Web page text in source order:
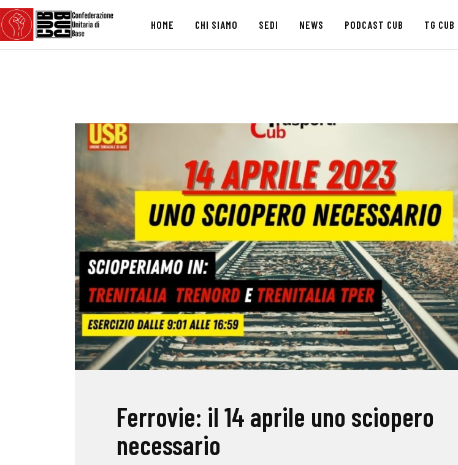
HOME CHI SIAMO SEDI NEWS PODCAST CUB TG CUB
HOME
CHI SIAMO
NEWS
TG CUB
INTERNAZIONALE
RASSEGNA STAMPA
Ferrovie: il 14 aprile uno sciopero
necessario